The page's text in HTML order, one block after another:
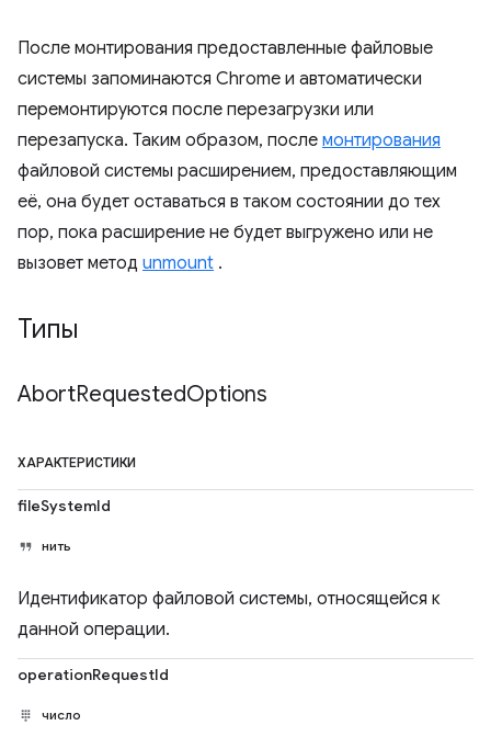
После монтирования предоставленные файловые
системы запоминаются Chrome и автоматически
перемонтируются после перезагрузки или
перезапуска. Таким образом, после монтирования
файловой системы расширением, предоставляющим
её, она будет оставаться в таком состоянии до тех
пор, пока расширение не будет выгружено или не
вызовет метод unmount .
Типы
AbortRequestedOptions
ХАРАКТЕРИСТИКИ
fileSystemId
нить
Идентификатор файловой системы, относящейся к
данной операции.
operationRequestId
число